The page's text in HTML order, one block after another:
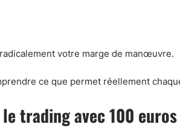
votre marge de manœuvre.
ce que permet réellement
trading avec 100 euros